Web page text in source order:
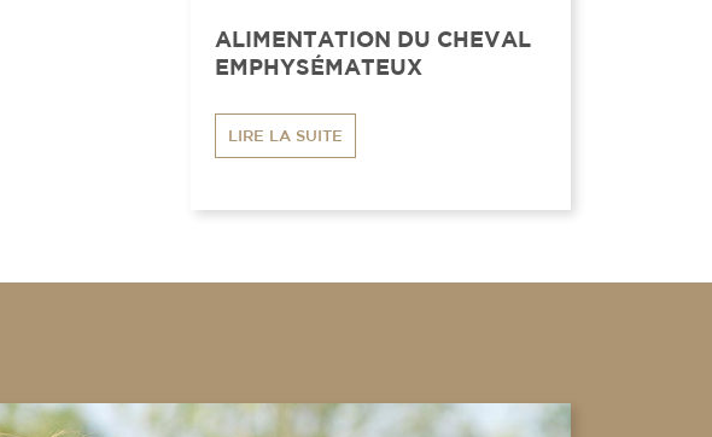
ALIMENTATION DU CHEVAL
EMPHYSÉMATEUX
LIRE LA SUITE